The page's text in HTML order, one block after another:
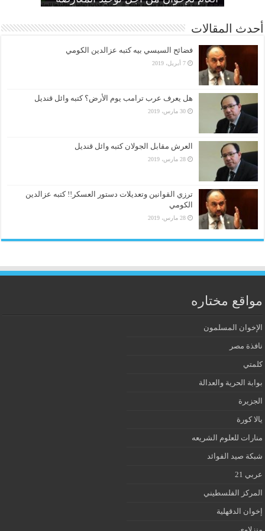
أحدث المقالات
فضائح السيسي بيه كتبه عزالدين الكومي
7 أبريل، 2019
هل يعرف عرب ترامب يوم الأرض؟ كتبه وائل قنديل
30 مارس، 2019
العرش مقابل الجولان كتبه وائل قنديل
28 مارس، 2019
ترزي القوانين وتعديلات دستور العسكر!! كتبه عزالدين
الكومي
28 مارس، 2019
مواقع مختاره
الإخوان المسلمون
نافذة مصر
كلمتي
بوابة الحرية والعدالة
الجزيرة
يالا كورة
منارات للعلوم الشريعه
شبكة صيد الفوائد
عربي 21
المركز الفلسطيني
إخوان الدقهلية